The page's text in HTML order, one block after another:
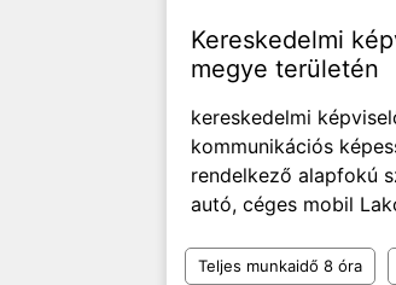
Kereskedelmi
megye területén
kereskedelmi
kommunikációs
rendelkező alapfokú
autó, céges mobil
Teljes munkaidő 8 óra